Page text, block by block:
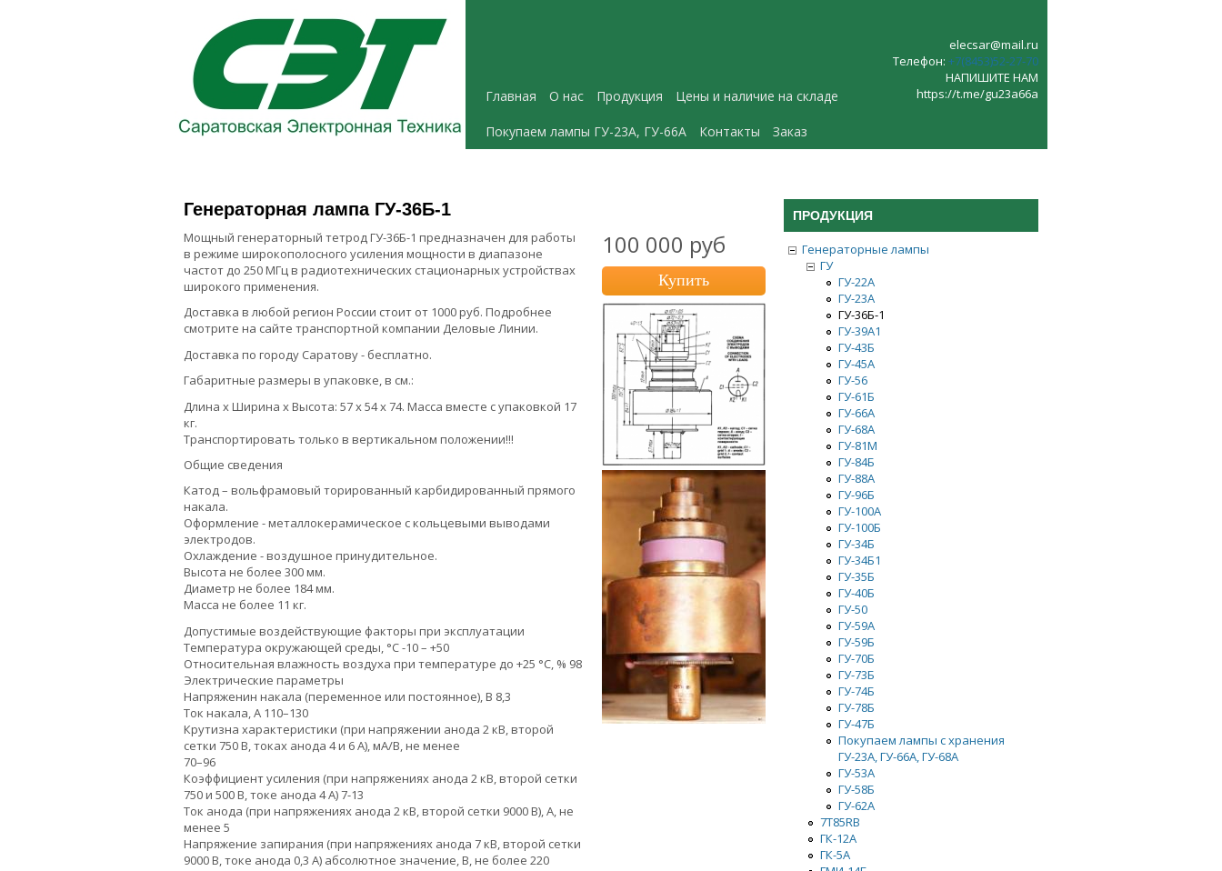
elecsar@mail.ru
Телефон: +7(8453)52‑27‑70
НАПИШИТЕ НАМ
https://t.me/gu23a66a
Главная О нас Продукция Цены и наличие на складе
Покупаем лампы ГУ-23А, ГУ-66А Контакты Заказ
Генераторная лампа ГУ-36Б-1
Мощный генераторный тетрод ГУ-36Б-1 предназначен для работы
в режиме широкополосного усиления мощности в диапазоне
частот до 250 МГц в радиотехнических стационарных устройствах
широкого применения.
Доставка в любой регион России стоит от 1000 руб. Подробнее
смотрите на сайте транспортной компании Деловые Линии.
Доставка по городу Саратову - бесплатно.
Габаритные размеры в упаковке, в см.:
Длина х Ширина х Высота: 57 х 54 х 74. Масса вместе с упаковкой 17
кг.
Транспортировать только в вертикальном положении!!!
Общие сведения
Катод – вольфрамовый торированный карбидированный прямого
накала.
Оформление - металлокерамическое с кольцевыми выводами
электродов.
Охлаждение - воздушное принудительное.
Высота не более 300 мм.
Диаметр не более 184 мм.
Масса не более 11 кг.
Допустимые воздействующие факторы при эксплуатации
Температура окружающей среды, °C -10 – +50
Относительная влажность воздуха при температуре до +25 °C, % 98
Электрические параметры
Напряженин накала (переменное или постоянное), В 8,3
Ток накала, А 110–130
Крутизна характеристики (при напряжении анода 2 кВ, второй
сетки 750 В, токах анода 4 и 6 А), мА/В, не менее
70–96
Коэффициент усиления (при напряжениях анода 2 кВ, второй сетки
750 и 500 В, токе анода 4 А) 7-13
Ток анода (при напряжениях анода 2 кВ, второй сетки 9000 В), А, не
менее 5
Напряжение запирания (при напряжениях анода 7 кВ, второй сетки
9000 В, токе анода 0,3 А) абсолютное значение, В, не более 220
100 000 руб
Купить
ПРОДУКЦИЯ
Генераторные лампы
ГУ
ГУ-22А
ГУ-23А
ГУ-36Б-1
ГУ-39А1
ГУ-43Б
ГУ-45А
ГУ-56
ГУ-61Б
ГУ-66A
ГУ-68А
ГУ-81М
ГУ-84Б
ГУ-88А
ГУ-96Б
ГУ-100А
ГУ-100Б
ГУ-34Б
ГУ-34Б1
ГУ-35Б
ГУ-40Б
ГУ-50
ГУ-59А
ГУ-59Б
ГУ-70Б
ГУ-73Б
ГУ-74Б
ГУ-78Б
ГУ-47Б
Покупаем лампы с хранения
ГУ-23А, ГУ-66А, ГУ-68А
ГУ-53А
ГУ-58Б
ГУ-62А
7Т85RB
ГК-12А
ГК-5А